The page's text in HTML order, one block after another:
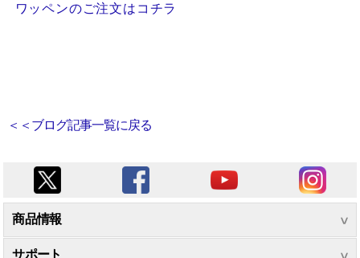
ワッペンのご注文はコチラ
＜＜ブログ記事一覧に戻る
商品情報
サポート